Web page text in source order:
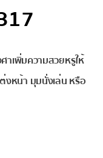
าเพิ่มความสวยหรูให้
งหน้า มุมนั่งเล่น หรือ